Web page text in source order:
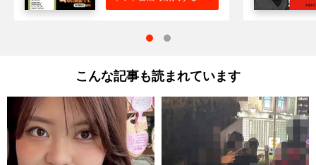
こんな記事も読まれています